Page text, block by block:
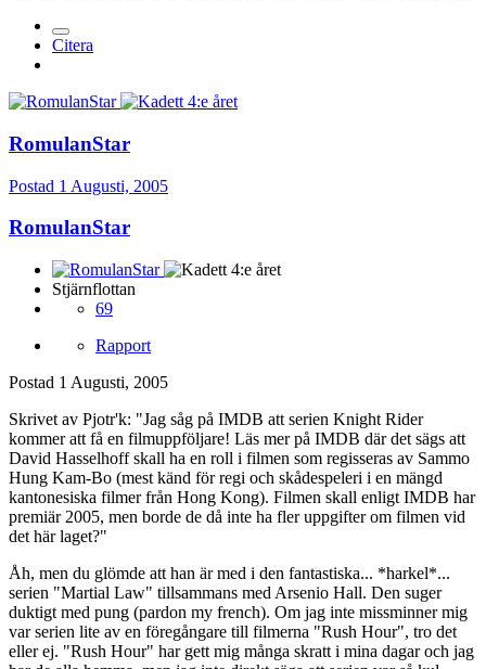
Citera
RomulanStar
Postad 1 Augusti, 2005
RomulanStar
Stjärnflottan
69
Rapport
Postad 1 Augusti, 2005
Skrivet av Pjotr'k: "Jag såg på IMDB att serien Knight Rider
kommer att få en filmuppföljare! Läs mer på IMDB där det sägs att
David Hasselhoff skall ha en roll i filmen som regisseras av Sammo
Hung Kam-Bo (mest känd för regi och skådespeleri i en mängd
kantonesiska filmer från Hong Kong). Filmen skall enligt IMDB har
premiär 2005, men borde de då inte ha fler uppgifter om filmen vid
det här laget?"
Åh, men du glömde att han är med i den fantastiska... *harkel*...
serien "Martial Law" tillsammans med Arsenio Hall. Den suger
duktigt med pung (pardon my french). Om jag inte missminner mig
var serien lite av en föregångare till filmerna "Rush Hour", tro det
eller ej. "Rush Hour" har gett mig många skratt i mina dagar och jag